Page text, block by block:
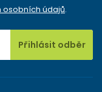
údajů.
Přihlásit odběr